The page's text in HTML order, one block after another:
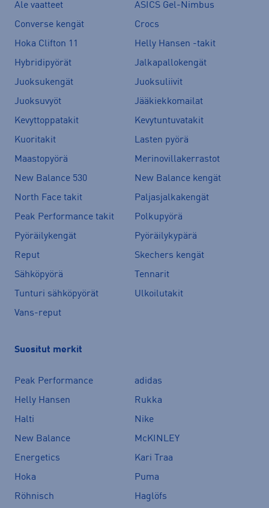
Ale vaatteet
ASICS Gel-Nimbus
Converse kengät
Crocs
Hoka Clifton 11
Helly Hansen -takit
Hybridipyörät
Jalkapallokengät
Juoksukengät
Juoksuliivit
Juoksuvyöt
Jääkiekkomailat
Kevyttoppatakit
Kevytuntuvatakit
Kuoritakit
Lasten pyörä
Maastopyörä
Merinovillakerrastot
New Balance 530
New Balance kengät
North Face takit
Paljasjalkakengät
Peak Performance takit
Polkupyörä
Pyöräilykengät
Pyöräilykypärä
Reput
Skechers kengät
Sähköpyörä
Tennarit
Tunturi sähköpyörät
Ulkoilutakit
Vans-reput
Suositut merkit
Peak Performance
adidas
Helly Hansen
Rukka
Halti
Nike
New Balance
McKINLEY
Energetics
Kari Traa
Hoka
Puma
Röhnisch
Haglöfs